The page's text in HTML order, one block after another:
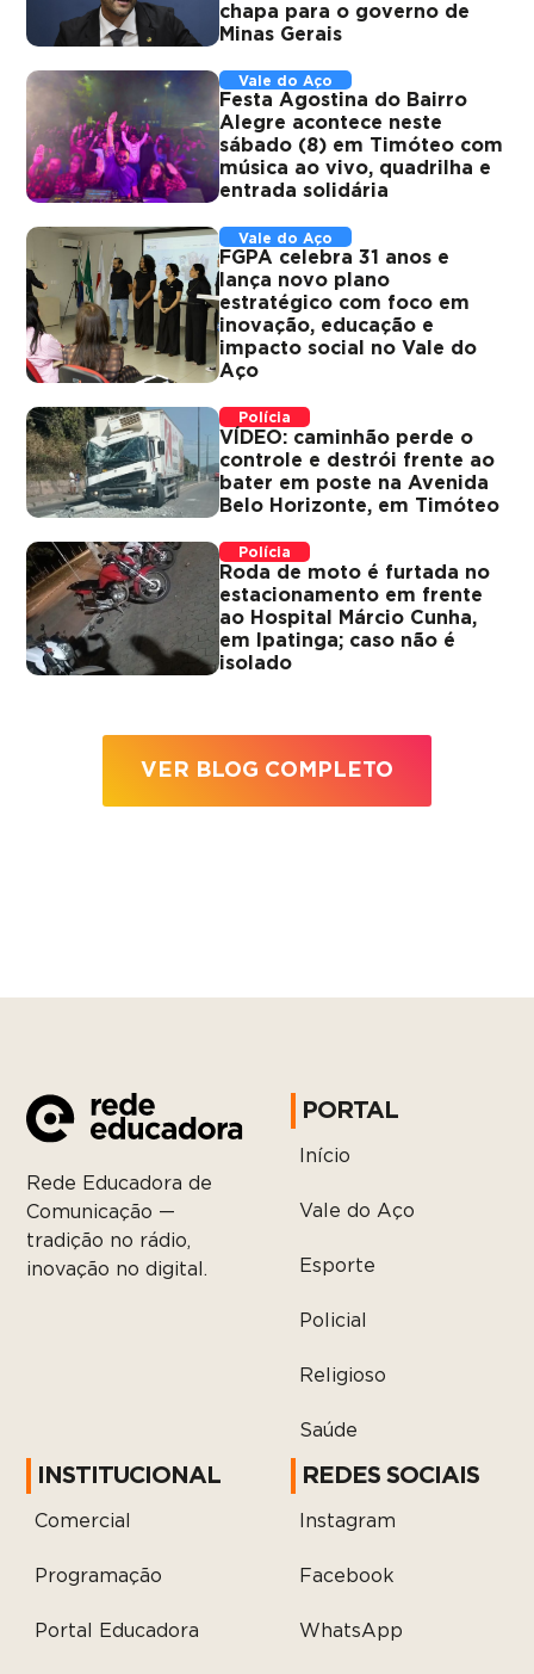
chapa para o governo de
Minas Gerais
Vale do Aço
Festa Agostina do Bairro
Alegre acontece neste
sábado (8) em Timóteo com
música ao vivo, quadrilha e
entrada solidária
Vale do Aço
FGPA celebra 31 anos e
lança novo plano
estratégico com foco em
inovação, educação e
impacto social no Vale do
Aço
Polícia
VÍDEO: caminhão perde o
controle e destrói frente ao
bater em poste na Avenida
Belo Horizonte, em Timóteo
Polícia
Roda de moto é furtada no
estacionamento em frente
ao Hospital Márcio Cunha,
em Ipatinga; caso não é
isolado
VER BLOG COMPLETO
Rede Educadora de
Comunicação —
tradição no rádio,
inovação no digital.
PORTAL
Início
Vale do Aço
Esporte
Policial
Religioso
Saúde
INSTITUCIONAL
Comercial
Programação
Portal Educadora
REDES SOCIAIS
Instagram
Facebook
WhatsApp